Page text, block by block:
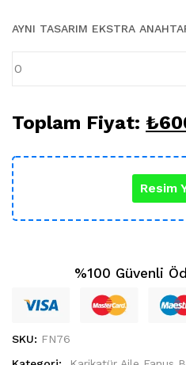
KUPA BARDAK (5)
Öğretmenler Günü (5)
AYNI TASARIM EKSTRA
Toplam Fiyat: ₺
Resim
%100 Güvenli
SKU: FN76